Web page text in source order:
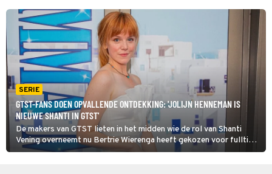
overgenomen. En nu is bekend wie dat gaat doen!
SERIE
GTST-FANS DOEN OPVALLENDE ONTDEKKING: 'JOLIJN HENNEMAN IS
NIEUWE SHANTI IN GTST'
De makers van GTST lieten in het midden wie de rol van Shanti
Vening overneemt nu Bertrie Wierenga heeft gekozen voor fulltime
moederschap. Maar de soapkenners van